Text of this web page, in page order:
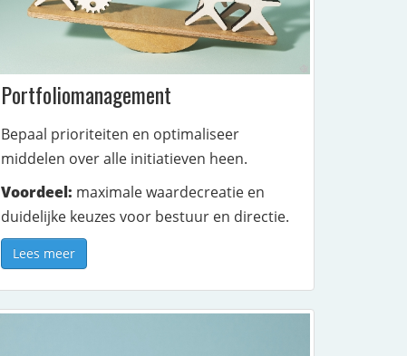
Portfoliomanagement
Bepaal prioriteiten en optimaliseer
middelen over alle initiatieven heen.
Voordeel: maximale waardecreatie en
duidelijke keuzes voor bestuur en directie.
Lees meer